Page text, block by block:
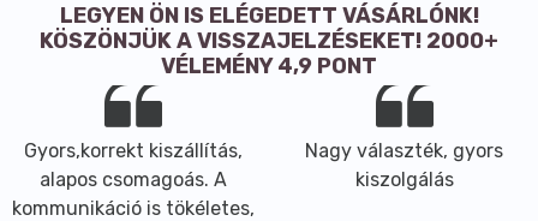
LEGYEN ÖN IS ELÉGEDETT VÁSÁRLÓNK!
KÖSZÖNJÜK A VISSZAJELZÉSEKET! 2000+
VÉLEMÉNY 4,9 PONT
Gyors,korrekt kiszállítás,
alapos csomagoás. A
kommunikáció is tökéletes,
Nagy választék, gyors
kiszolgálás